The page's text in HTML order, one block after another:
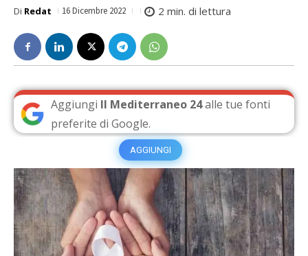
Di Redat 16 Dicembre 2022 2 min. di lettura
Aggiungi Il Mediterraneo 24alle tue fonti
preferite di Google.
AGGIUNGI